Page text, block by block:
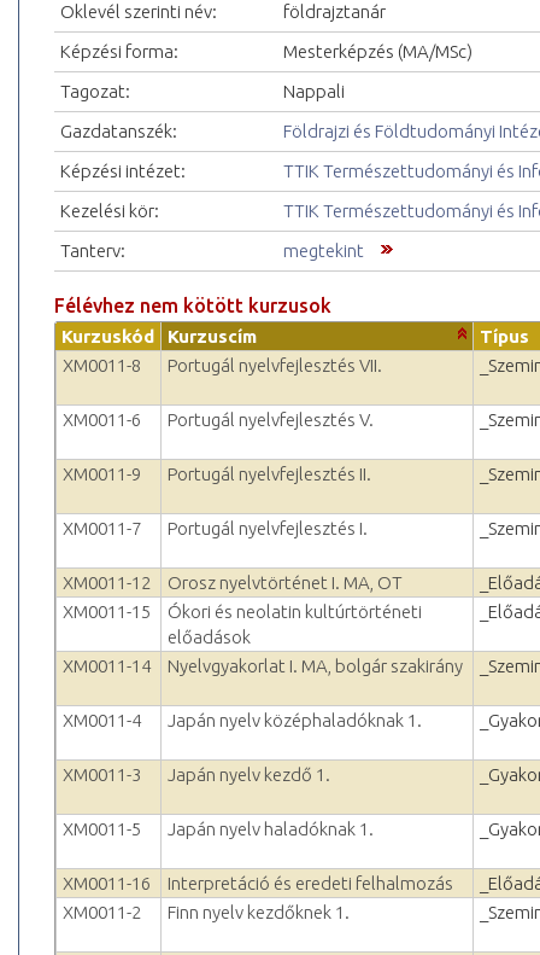
Oklevél szerinti név:
földrajztanár
Képzési forma:
Mesterképzés (MA/MSc)
Tagozat:
Nappali
Gazdatanszék:
Földrajzi és Földtudományi
Képzési intézet:
TTIK Természettudományi és
Kezelési kör:
TTIK Természettudományi és
Tanterv:
megtekint
Félévhez nem kötött kurzusok
Kurzuskód Kurzuscím
Típus
XM0011-8
Portugál nyelvfejlesztés VII.
XM0011-6 Portugál nyelvfejlesztés V.
XM0011-9 Portugál nyelvfejlesztés II.
XM0011-7 Portugál nyelvfejlesztés I.
XM0011-12 Orosz nyelvtörténet I. MA, OT
XM0011-15
Ókori és neolatin kultúrtörténeti
előadások
XM0011-14 Nyelvgyakorlat I. MA, bolgár szakirány
XM0011-4 Japán nyelv középhaladóknak 1.
XM0011-3 Japán nyelv kezdő 1.
XM0011-5 Japán nyelv haladóknak 1.
XM0011-16 Interpretáció és eredeti felhalmozás
XM0011-2
Finn nyelv kezdőknek 1.